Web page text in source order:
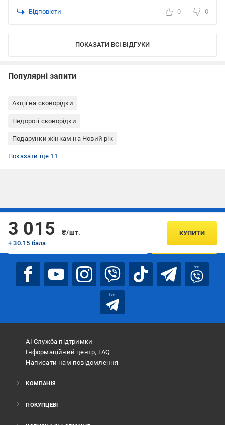
Відповісти 0 0
ПОКАЗАТИ ВСІ ВІДГУКИ
Популярні запити
Акції на сковорідки
Недорогі сковорідки
Подарунки жінкам на Новий рік
Сковорідки алюмінієві
Сковорідки-гриль
Сковороди Risoli
Сковорідки для склокерамічних плит
Сковорідки для духових шаф
Сковорідки для газових плит
Сковорідки для електричних плит
Сковорідки з антипригарним покриттям
Сковорідки без кришки
Алюмінієві сковорідки з антипригарним покриттям
Сковорідки Італія
Показати ще 11
3 015
₴/шт.
+ 30.15 бала
КУПИТИ
Підписуйтесь, щоб дізнаватись першим про акції та пропозиції
ПІДПИСАТИСЯ
bot
bot
АІ Служба підтримки
Інформаційний центр, FAQ
Написати нам повідомлення
КОМПАНІЯ
ПОКУПЦЕВІ